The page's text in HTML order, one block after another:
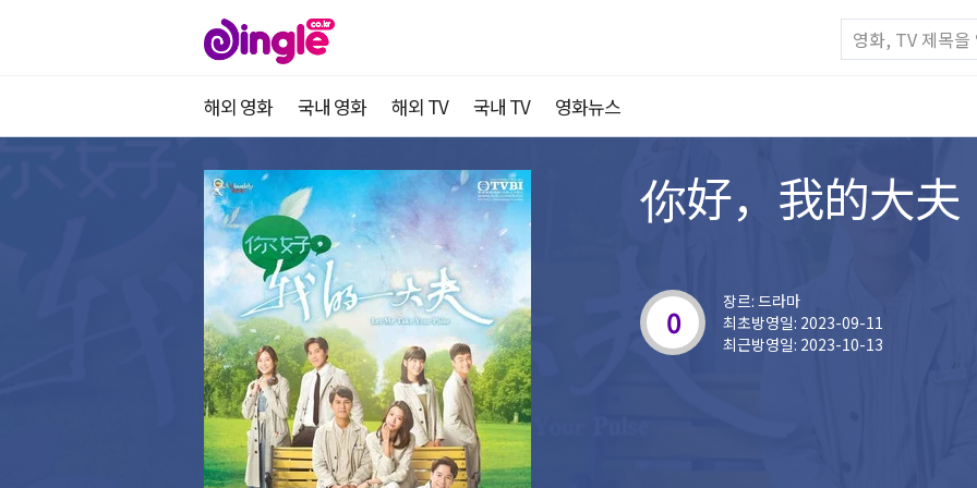
해외 영화 국내 영화 해외 TV 국내 TV 영화뉴스
你好，我的大夫
0
장르: 드라마
최초방영일: 2023-09-11
최근방영일: 2023-10-13